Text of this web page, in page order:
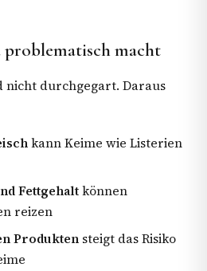
problematisch macht
nicht durchgegart. Daraus
kann Keime wie Listerien
Fettgehaltkönnen
reizen
Produkten steigt das Risiko